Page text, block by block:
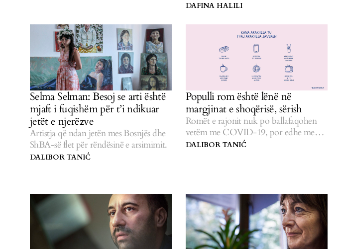
DAFINA HALILI
Selma Selman: Besoj se arti është
mjaft i fuqishëm për t’i ndikuar
jetët e njerëzve
Artistja që ndan jetën mes Bosnjës dhe
ShBA-së flet për rëndësinë e arsimimit.
DALIBOR TANIĆ
Populli rom është lënë në
margjinat e shoqërisë, sërish
Romët e rajonit nuk po ballafaqohen
vetëm me COVID-19, por edhe me
urinë.
DALIBOR TANIĆ